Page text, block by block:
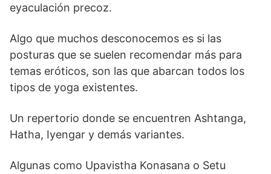
eyaculación precoz.
Algo que muchos desconocemos es si las
posturas que se suelen recomendar más para
temas eróticos, son las que abarcan todos los
tipos de yoga existentes.
Un repertorio donde se encuentren Ashtanga,
Hatha, Iyengar y demás variantes.
Algunas como Upavistha Konasana o Setu